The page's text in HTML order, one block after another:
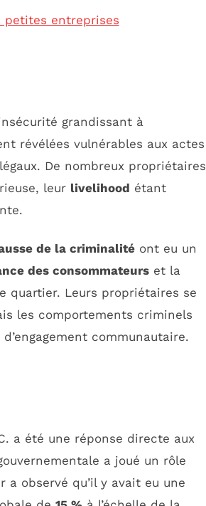
petites entreprises
grandissant à
révélées vulnérables aux actes
De nombreux propriétaires
leur livelihood étant
de la criminalité ont eu un
des consommateurs et la
quartier. Leurs propriétaires se
les comportements criminels
communautaire.
a été une réponse directe aux
a joué un rôle
observé qu’il y avait eu une